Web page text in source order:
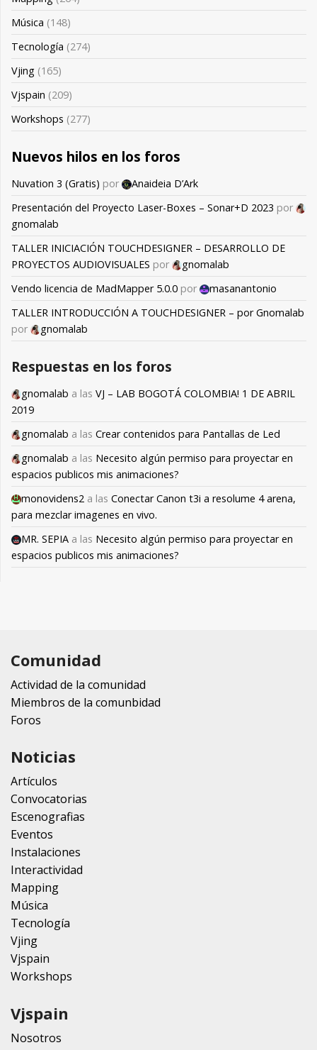
Música (148)
Tecnología (274)
Vjing (165)
Vjspain (209)
Workshops (277)
Nuevos hilos en los foros
Nuvation 3 (Gratis) por
Anaideia D’Ark
Presentación del Proyecto Laser-Boxes – Sonar+D 2023 por
gnomalab
TALLER INICIACIÓN TOUCHDESIGNER – DESARROLLO DE
PROYECTOS AUDIOVISUALES por
gnomalab
Vendo licencia de MadMapper 5.0.0 por
masanantonio
TALLER INTRODUCCIÓN A TOUCHDESIGNER – por Gnomalab
por
gnomalab
Respuestas en los foros
gnomalab a las VJ – LAB BOGOTÁ COLOMBIA! 1 DE ABRIL
2019
gnomalab a las Crear contenidos para Pantallas de Led
gnomalab a las Necesito algún permiso para proyectar en
espacios publicos mis animaciones?
monovidens2 a las Conectar Canon t3i a resolume 4 arena,
para mezclar imagenes en vivo.
MR. SEPIA a las Necesito algún permiso para proyectar en
espacios publicos mis animaciones?
Comunidad
Actividad de la comunidad
Miembros de la comunbidad
Foros
Noticias
Artículos
Convocatorias
Escenografias
Eventos
Instalaciones
Interactividad
Mapping
Música
Tecnología
Vjing
Vjspain
Workshops
Vjspain
Nosotros